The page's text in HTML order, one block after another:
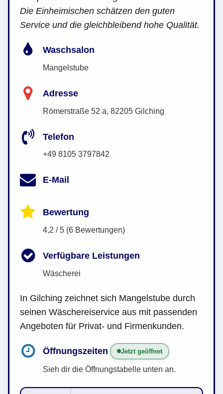
Die Einheimischen schätzen den guten
Service und die gleichbleibend hohe Qualität.
Waschsalon
Mangelstube
Adresse
Römerstraße 52 a, 82205 Gilching
Telefon
+49 8105 3797842
E-Mail
Bewertung
4,2 / 5 (6 Bewertungen)
Verfügbare Leistungen
Wäscherei
In Gilching zeichnet sich Mangelstube durch
seinen Wäschereiservice aus mit passenden
Angeboten für Privat- und Firmenkunden.
Öffnungszeiten Jetzt geöffnet
Sieh dir die Öffnungstabelle unten an.